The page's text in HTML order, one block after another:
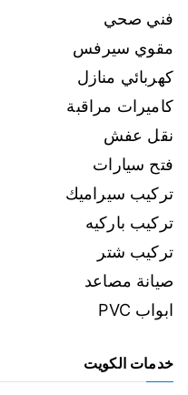
فني صحي
مقوي سيرفس
كهربائي منازل
كاميرات مراقبة
نقل عفش
فتح سيارات
تركيب سيراميك
تركيب باركيه
تركيب شتر
صيانة مصاعد
ابواب PVC
خدمات الكويت